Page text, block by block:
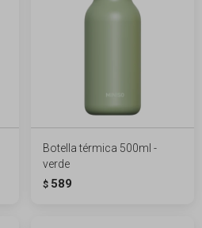
Botella térmica 500ml -
verde
$ 589